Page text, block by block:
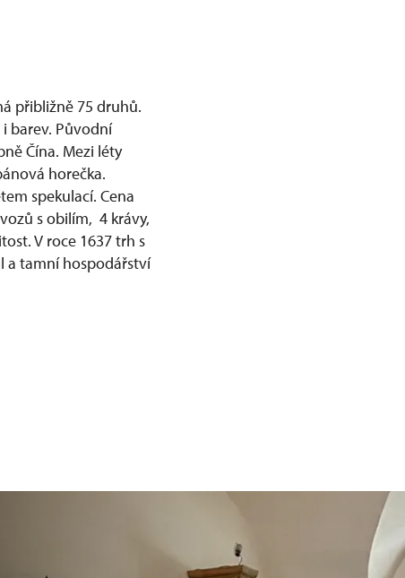
přibližně 75 druhů.
barev. Původní
Čína. Mezi léty
horečka.
spekulací. Cena
s obilím, 4 krávy,
V roce 1637 trh s
a tamní hospodářství